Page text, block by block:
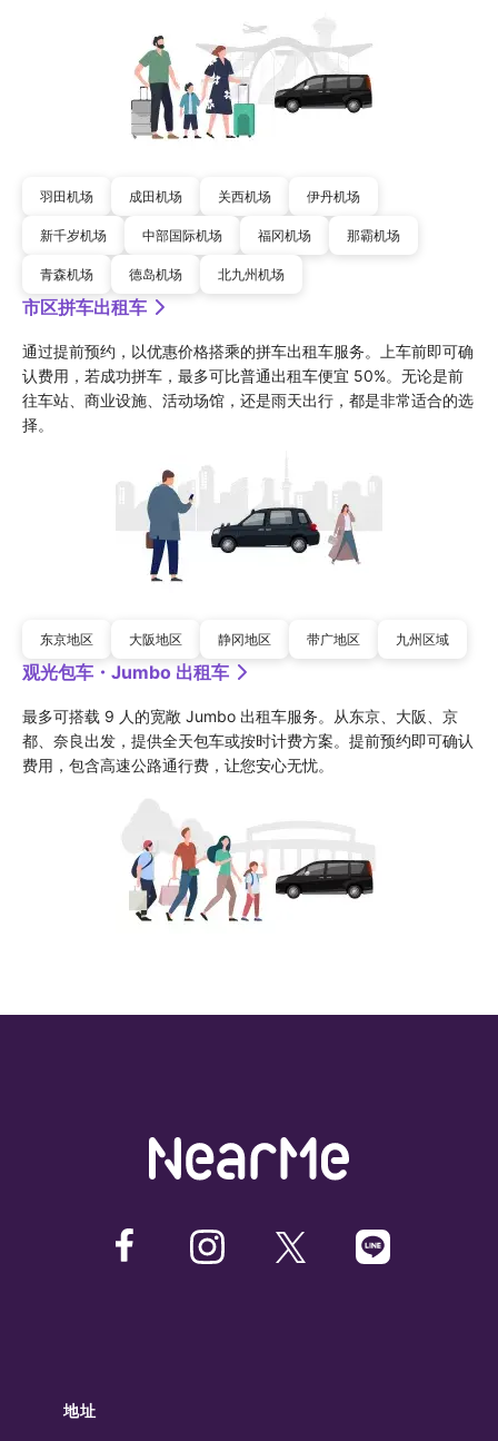
羽田机场 成田机场 关西机场 伊丹机场
新千岁机场 中部国际机场 福冈机场 那霸机场
青森机场 德岛机场 北九州机场
市区拼车出租车
通过提前预约，以优惠价格搭乘的拼车出租车服务。上车前即可确
认费用，若成功拼车，最多可比普通出租车便宜 50%。无论是前
往车站、商业设施、活动场馆，还是雨天出行，都是非常适合的选
择。
东京地区 大阪地区 静冈地区 带广地区 九州区域
观光包车・Jumbo 出租车
最多可搭载 9 人的宽敞 Jumbo 出租车服务。从东京、大阪、京
都、奈良出发，提供全天包车或按时计费方案。提前预约即可确认
费用，包含高速公路通行费，让您安心无忧。
地址